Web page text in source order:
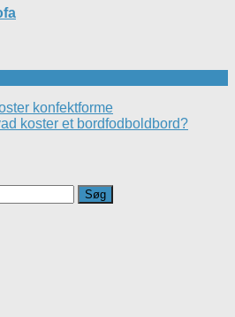
konfektforme
koster et bordfodboldbord?